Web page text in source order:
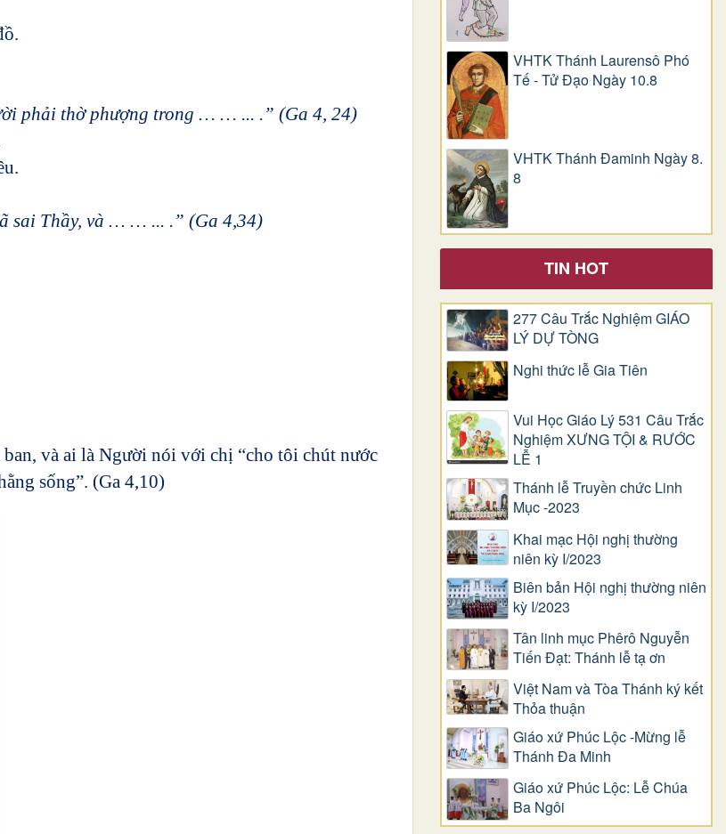
phải thờ phượng trong … … ... .” (Ga 4, 24)
sai Thầy, và … … ... .” (Ga 4,34)
và ai là Người nói với chị “cho tôi chút nước
sống”. (Ga 4,10)
VHTK Thánh Laurensô Phó
Tế - Tử Đạo Ngày 10.8
VHTK Thánh Đaminh Ngày 8.
8
TIN HOT
277 Câu Trắc Nghiệm GIÁO
LÝ DỰ TÒNG
Nghi thức lễ Gia Tiên
Vui Học Giáo Lý 531 Câu Trắc
Nghiệm XƯNG TỘI & RƯỚC
LỄ 1
Thánh lễ Truyền chức Linh
Mục -2023
Khai mạc Hội nghị thường
niên kỳ I/2023
Biên bản Hội nghị thường niên
kỳ I/2023
Tân linh mục Phêrô Nguyễn
Tiến Đạt: Thánh lễ tạ ơn
Việt Nam và Tòa Thánh ký kết
Thỏa thuận
Giáo xứ Phúc Lộc -Mừng lễ
Thánh Đa Minh
Giáo xứ Phúc Lộc: Lễ Chúa
Ba Ngôi